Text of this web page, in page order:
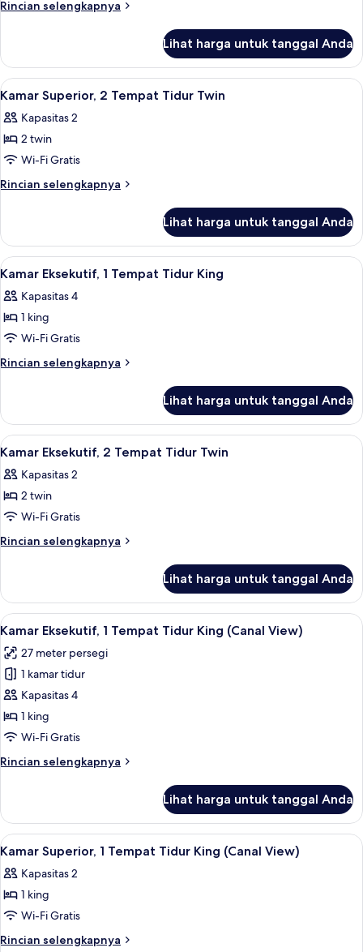
Tidur
King
Rincian selengkapnya
Rincian
Kamar
Superior,
1
Tidur
King
Lihat harga untuk tanggal Anda
Lihat
semua
foto
untuk
Kamar
Superior,
Tidur
Twin
Kamar Superior, 2 Tempat Tidur
8
Kamar Superior, 2 Tempat Tidur Twin
Kapasitas 2
2 twin
Wi-Fi Gratis
Rincian selengkapnya
Rincian
Kamar
Superior,
2
Tidur
Twin
Lihat harga untuk tanggal Anda
Lihat
semua
foto
untuk
Kamar
Eksekutif,
Tidur
King
Seprai premium, selimut bulu angsa,
10
Kamar Eksekutif, 1 Tempat Tidur King
Kapasitas 4
1 king
Wi-Fi Gratis
Rincian selengkapnya
Rincian
Kamar
Eksekutif,
1
Tidur
King
Lihat harga untuk tanggal Anda
Lihat
semua
foto
untuk
Kamar
Eksekutif,
Tidur
Twin
Kamar Eksekutif, 2 Tempat Tidur
7
Kamar Eksekutif, 2 Tempat Tidur Twin
Kapasitas 2
2 twin
Wi-Fi Gratis
Rincian selengkapnya
Rincian
Kamar
Eksekutif,
2
Tidur
Twin
Lihat harga untuk tanggal Anda
Lihat
semua
foto
untuk
Kamar
Eksekutif,
1
Tidur
View)
Kamar Eksekutif, 1 Tempat Tidur
11
Kamar Eksekutif, 1 Tempat Tidur King (Canal View)
27 meter persegi
1 kamar tidur
Kapasitas 4
1 king
Wi-Fi Gratis
Rincian selengkapnya
Rincian
Kamar
Eksekutif,
1
Tidur
King
View)
Lihat harga untuk tanggal Anda
Lihat
semua
foto
untuk
Kamar
Superior,
Kamar Superior, 1 Tempat Tidur
7
Kamar Superior, 1 Tempat Tidur King (Canal View)
Kapasitas 2
1 king
Wi-Fi Gratis
Rincian selengkapnya
Rincian